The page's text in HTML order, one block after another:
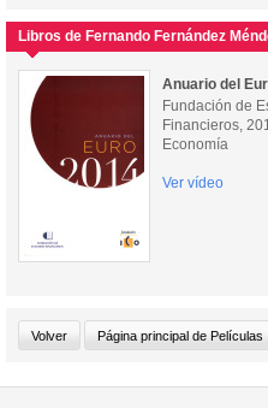
Libros de Fernando Fernández
Anuario del
Fundación de
Financieros,
Economía
Ver vídeo